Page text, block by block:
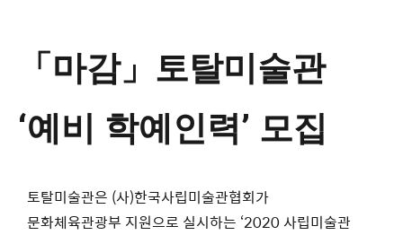
「마감」토탈미술관
‘예비 학예인력’ 모집
토탈미술관은 (사)한국사립미술관협회가
문화체육관광부 지원으로 실시하는 ‘2020 사립미술관